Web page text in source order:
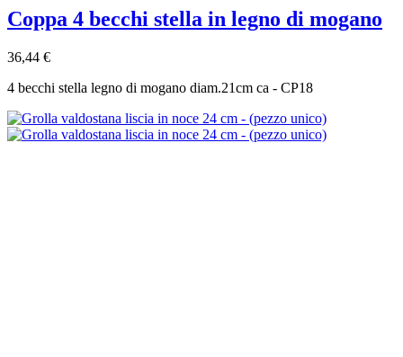
Coppa 4 becchi stella in legno di mogano
36,44 €
4 becchi stella legno di mogano diam.21cm ca - CP18